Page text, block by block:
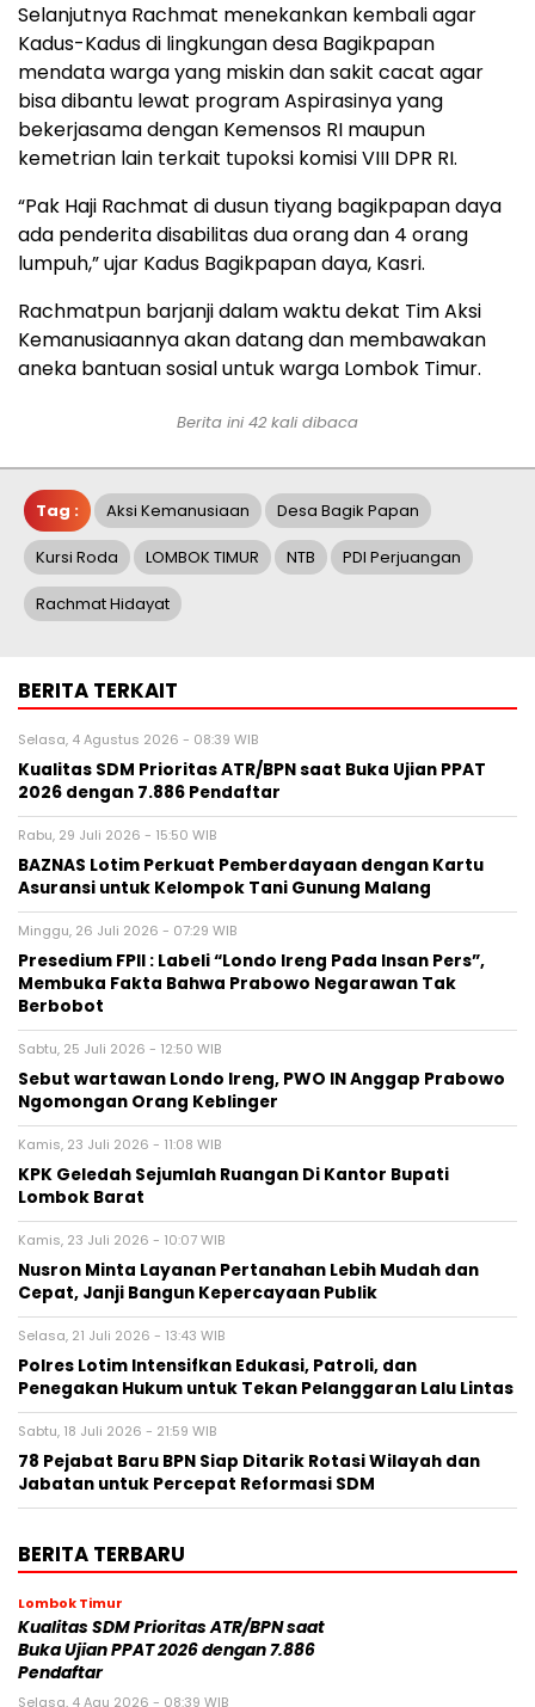
Selanjutnya Rachmat menekankan kembali agar
Kadus-Kadus di lingkungan desa Bagikpapan
mendata warga yang miskin dan sakit cacat agar
bisa dibantu lewat program Aspirasinya yang
bekerjasama dengan Kemensos RI maupun
kemetrian lain terkait tupoksi komisi VIII DPR RI.
“Pak Haji Rachmat di dusun tiyang bagikpapan daya
ada penderita disabilitas dua orang dan 4 orang
lumpuh,” ujar Kadus Bagikpapan daya, Kasri.
Rachmatpun barjanji dalam waktu dekat Tim Aksi
Kemanusiaannya akan datang dan membawakan
aneka bantuan sosial untuk warga Lombok Timur.
Berita ini 42 kali dibaca
Tag : Aksi Kemanusiaan Desa Bagik Papan
Kursi Roda LOMBOK TIMUR NTB PDI Perjuangan
Rachmat Hidayat
BERITA TERKAIT
Selasa, 4 Agustus 2026 - 08:39 WIB
Kualitas SDM Prioritas ATR/BPN saat Buka Ujian PPAT
2026 dengan 7.886 Pendaftar
Rabu, 29 Juli 2026 - 15:50 WIB
BAZNAS Lotim Perkuat Pemberdayaan dengan Kartu
Asuransi untuk Kelompok Tani Gunung Malang
Minggu, 26 Juli 2026 - 07:29 WIB
Presedium FPII : Labeli “Londo Ireng Pada Insan Pers”,
Membuka Fakta Bahwa Prabowo Negarawan Tak
Berbobot
Sabtu, 25 Juli 2026 - 12:50 WIB
Sebut wartawan Londo Ireng, PWO IN Anggap Prabowo
Ngomongan Orang Keblinger
Kamis, 23 Juli 2026 - 11:08 WIB
KPK Geledah Sejumlah Ruangan Di Kantor Bupati
Lombok Barat
Kamis, 23 Juli 2026 - 10:07 WIB
Nusron Minta Layanan Pertanahan Lebih Mudah dan
Cepat, Janji Bangun Kepercayaan Publik
Selasa, 21 Juli 2026 - 13:43 WIB
Polres Lotim Intensifkan Edukasi, Patroli, dan
Penegakan Hukum untuk Tekan Pelanggaran Lalu Lintas
Sabtu, 18 Juli 2026 - 21:59 WIB
78 Pejabat Baru BPN Siap Ditarik Rotasi Wilayah dan
Jabatan untuk Percepat Reformasi SDM
BERITA TERBARU
Lombok Timur
Kualitas SDM Prioritas ATR/BPN saat
Buka Ujian PPAT 2026 dengan 7.886
Pendaftar
Selasa, 4 Agu 2026 - 08:39 WIB